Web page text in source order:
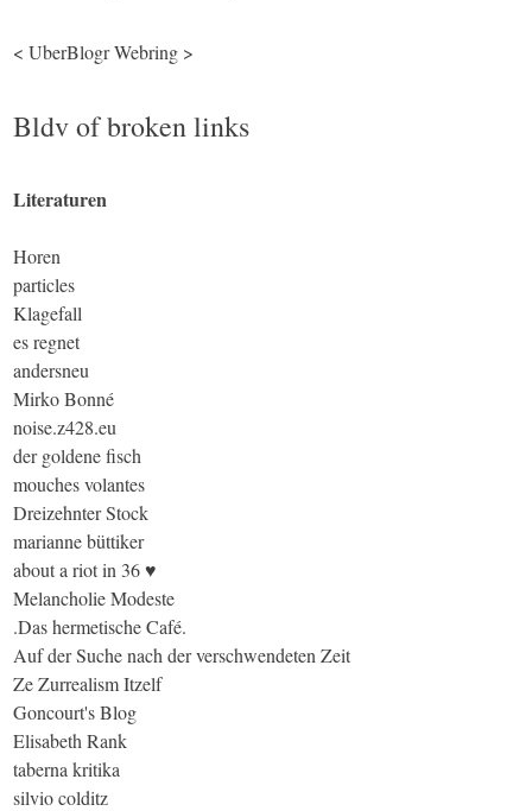
< UberBlogr Webring >
Bldv of broken links
Literaturen
Horen
particles
Klagefall
es regnet
andersneu
Mirko Bonné
noise.z428.eu
der goldene fisch
mouches volantes
Dreizehnter Stock
marianne büttiker
about a riot in 36 ♥
Melancholie Modeste
.Das hermetische Café.
Auf der Suche nach der verschwendeten Zeit
Ze Zurrealism Itzelf
Goncourt's Blog
Elisabeth Rank
taberna kritika
silvio colditz